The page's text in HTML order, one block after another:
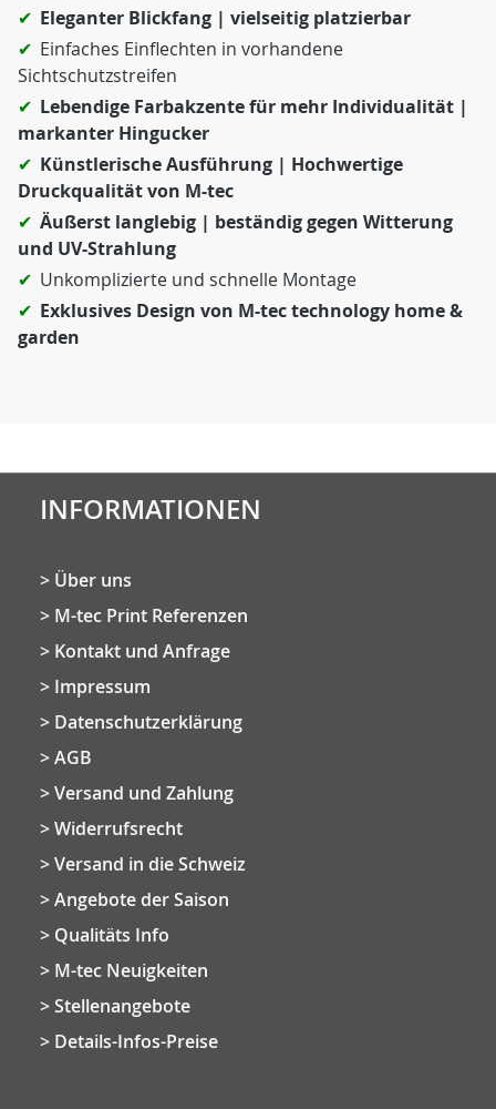
Eleganter Blickfang | vielseitig platzierbar
Einfaches Einflechten in vorhandene
Sichtschutzstreifen
Lebendige Farbakzente für mehr Individualität |
markanter Hingucker
Künstlerische Ausführung | Hochwertige
Druckqualität von M-tec
Äußerst langlebig | beständig gegen Witterung
und UV-Strahlung
Unkomplizierte und schnelle Montage
Exklusives Design von M-tec technology home &
garden
INFORMATIONEN
Über uns
M-tec Print Referenzen
Kontakt und Anfrage
Impressum
Datenschutzerklärung
AGB
Versand und Zahlung
Widerrufsrecht
Versand in die Schweiz
Angebote der Saison
Qualitäts Info
M-tec Neuigkeiten
Stellenangebote
Details-Infos-Preise